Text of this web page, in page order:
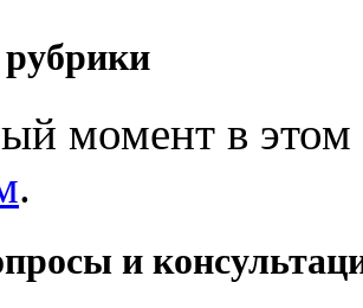
момент в этом
.
и